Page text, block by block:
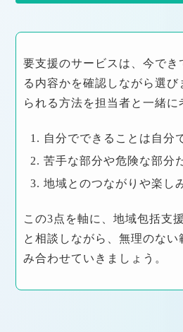
要支援のサービスは、今でき
る内容かを確認しながら選び
られる方法を担当者と一緒に
1. 自分でできることは自分
2. 苦手な部分や危険な部分
3. 地域とのつながりや楽し
この3点を軸に、地域包括支
と相談しながら、無理のない
み合わせていきましょう。